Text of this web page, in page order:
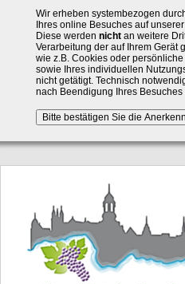
Wir erheben systembezogen
Ihres online Besuches auf
Diese werden nichtan weitere
Verarbeitung der auf Ihrem Gerät
wie z.B. Cookies oder
sowie Ihres individuellen
nicht getätigt. Technisch
nach Beendigung Ihres